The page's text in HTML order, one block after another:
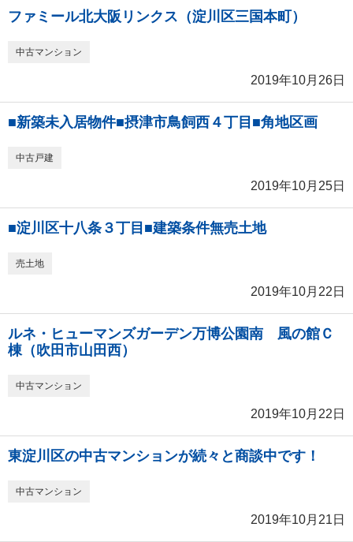
ファミール北大阪リンクス（淀川区三国本町）
中古マンション
2019年10月26日
■新築未入居物件■摂津市鳥飼西４丁目■角地区画
中古戸建
2019年10月25日
■淀川区十八条３丁目■建築条件無売土地
売土地
2019年10月22日
ルネ・ヒューマンズガーデン万博公園南 風の館Ｃ
棟（吹田市山田西）
中古マンション
2019年10月22日
東淀川区の中古マンションが続々と商談中です！
中古マンション
2019年10月21日